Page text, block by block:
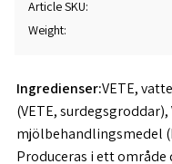
Article SKU
Weight
Ingredienser:VETE,
(VETE, surdegsgroddar),
mjölbehandlingsmedel
Produceras i ett